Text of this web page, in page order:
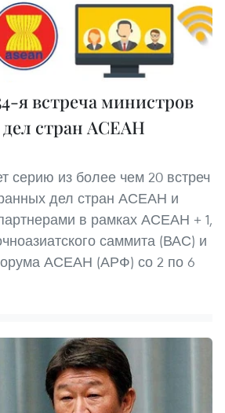
я встреча министров
стран АСЕАН
серию из более чем 20 встреч
дел стран АСЕАН и
в рамках АСЕАН + 1,
саммита (ВАС) и
АСЕАН (АРФ) со 2 по 6